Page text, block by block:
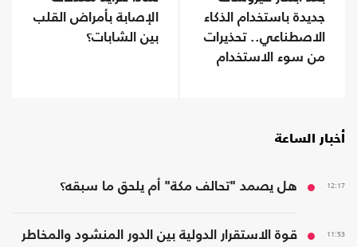
جديدة باستخدام الذكاء
الاصطناعي.. تحذيرات
من سوء الاستخدام
الإصابة بأمراض القلب
بين الشابات؟
أخبار الساعة
12:17 هل يصمد "تحالف مكة" أم يلحق ما سبقه؟
11:53
قوة الاستقرار الدولية بين الدور المنشود والمخاطر